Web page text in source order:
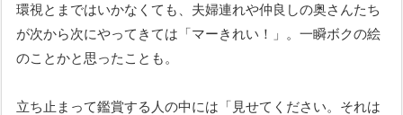
環視とまではいかなくても、夫婦連れや仲良しの奥さんたち
が次から次にやってきては「マーきれい！」。一瞬ボクの絵
のことかと思ったことも。
立ち止まって鑑賞する人の中には「見せてください。それは